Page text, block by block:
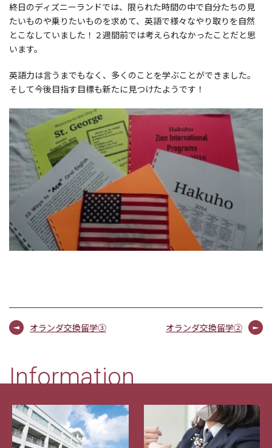
終日のディズニーランドでは、限られた時間の中で自分たちの見
たいものや乗りたいものを求めて、英語で様々なやり取りを自然
とこなしていました！２週間前では考えられなかったことだと思
います。
英語力は言うまでもなく、多くのことを学ぶことができました。
そして今後目指す目標も新たに見つけたようです！
オランダ交換留学③ オランダ交換留学②
Information